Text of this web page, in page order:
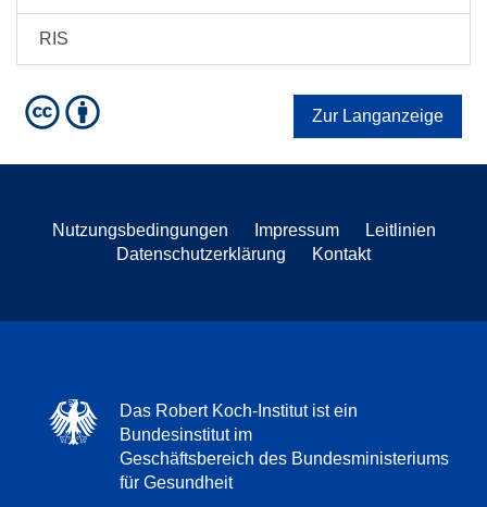
RIS
Zur Langanzeige
Nutzungsbedingungen Impressum
Leitlinien
Datenschutzerklärung
Kontakt
Das Robert Koch-Institut ist ein
Bundesinstitut im
Geschäftsbereich des Bundesministeriums
für Gesundheit